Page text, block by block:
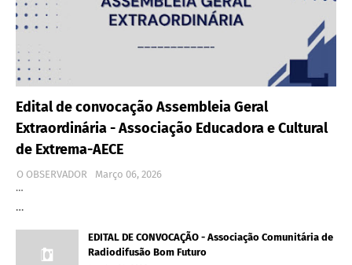
Edital de convocação Assembleia Geral
Extraordinária - Associação Educadora e Cultural
de Extrema-AECE
O OBSERVADOR
Março 06, 2026
…
…
EDITAL DE CONVOCAÇÃO - Associação Comunitária de
Radiodifusão Bom Futuro